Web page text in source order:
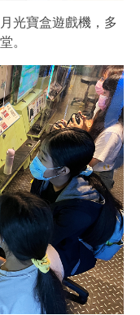
光寶盒遊戲機，多
。